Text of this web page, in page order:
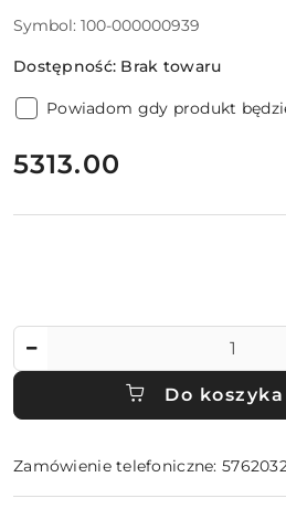
Symbol: 100-000000939
Dostępność: Brak towaru
Powiadom gdy produkt
cena:
5313.00
Do koszyka
Zamówienie telefoniczne: